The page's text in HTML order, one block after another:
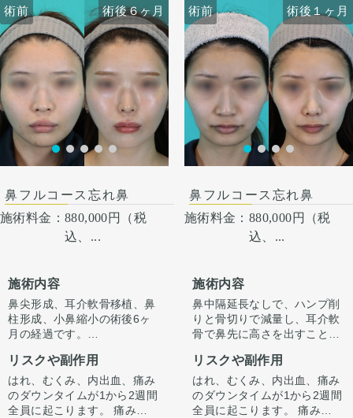
術前 術後６ヶ月 術前 術後６ヶ月
鼻フルコース忘れ鼻
施術料金： 880,000円（税
込、...
施術内容
鼻尖形成、耳介軟骨移植、鼻
柱形成、小鼻縮小の術後6ヶ
月の経過です。
ストラット＋耳介軟骨移植で
鼻先に高さを出し、ハンプの
尾側に粉砕軟骨をいれ横から
のラインを整えています。
リスクや副作用
はれ、むくみ、内出血、痛み
のダウンタイムが1から2週間
全員に起こります。 痛みは3
術前
術後１ヶ月
術前 術後１ヶ月
鼻フルコース忘れ鼻
施術料金： 880,000円（税
込、...
施術内容
鼻中隔延長なしで、ハンプ削
りと骨切りで減量し、耳介軟
骨で鼻先に高さを出すことで
正面から見たときもすっきり
するよう整えています。
リスクや副作用
はれ、むくみ、内出血、痛み
のダウンタイムが1から2週間
全員に起こります。 痛みは3